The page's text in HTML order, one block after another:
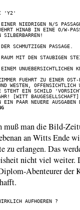
HINAB IN EINE O/W-
WESTEN, OFFENSICHTLICH
EIN SCHILD
[WITT
muß man die Bild-
an Witts Ende
zu erlangen. Das
nicht viel weiter.
​Abenteurer der